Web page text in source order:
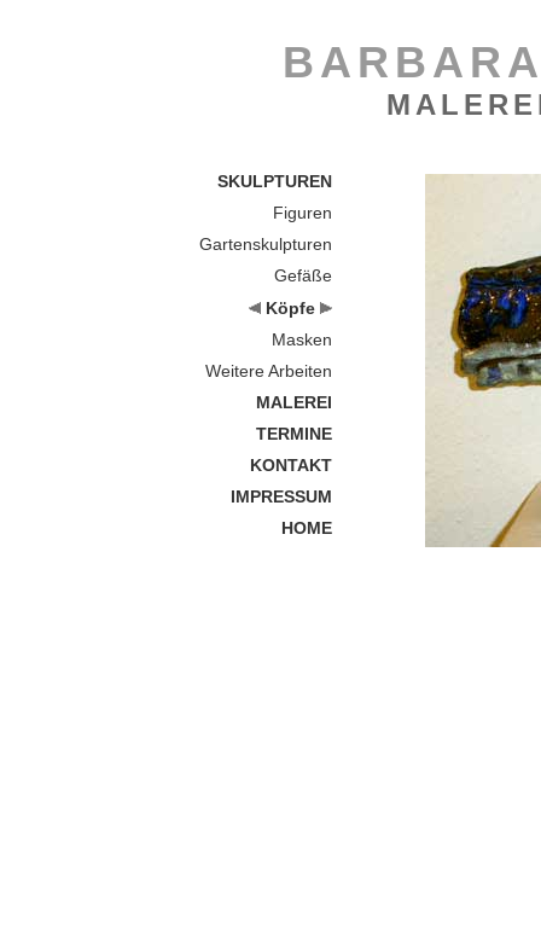
SKULPTUREN
Figuren
Gartenskulpturen
Gefäße
Köpfe
Masken
Weitere Arbeiten
MALEREI
TERMINE
KONTAKT
IMPRESSUM
HOME